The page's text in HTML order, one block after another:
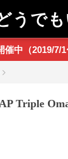
うで
中（2019/7/1
Triple